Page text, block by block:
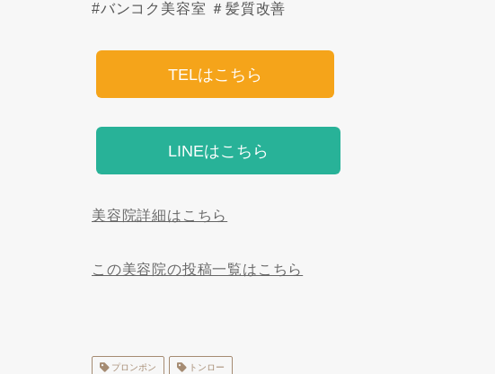
#バンコク美容室 ＃髪質改善
TELはこちら
LINEはこちら
美容院詳細はこちら
この美容院の投稿一覧はこちら
プロンポン トンロー